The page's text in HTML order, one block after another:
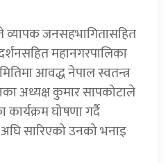
व्यापक जनसहभागितासहित
महानगरपालिका
आवद्ध नेपाल स्वतन्त्र
अध्यक्ष कुमार सापकोटाले
घोषणा गर्दै
सारिएको उनको भनाइ